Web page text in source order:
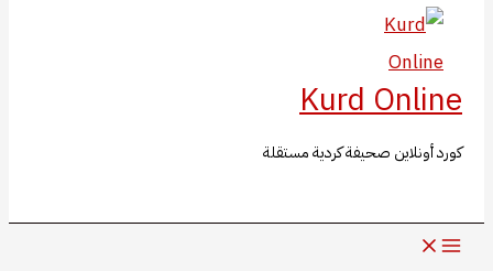
المحتوى
Kurd Online
كورد أونلاين صحيفة كردية مستقلة